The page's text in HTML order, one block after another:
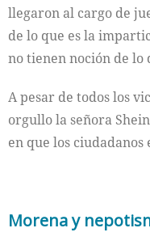
llegaron al cargo de
de lo que es la
no tienen noción de lo
A pesar de todos los
orgullo la señora
en que los ciudadanos
Morena y